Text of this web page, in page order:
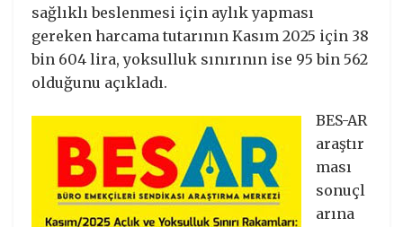
sağlıklı beslenmesi için aylık yapması
gereken harcama tutarının Kasım 2025 için 38
bin 604 lira, yoksulluk sınırının ise 95 bin 562
olduğunu açıkladı.
BES-AR
araştır
ması
sonuçl
arına